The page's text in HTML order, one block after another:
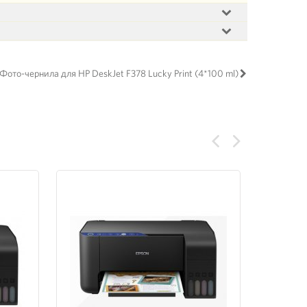
Фото-чернила для HP DeskJet F378 Lucky Print (4*100 ml)